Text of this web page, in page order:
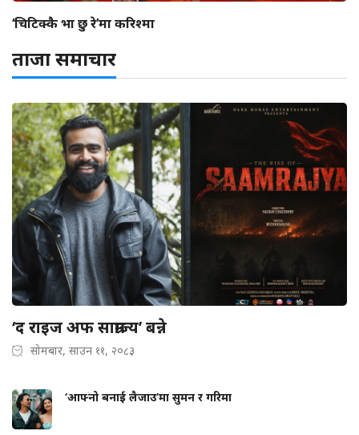
‘चिटिक्कै भा छु रे’मा करिश्मा
ताजा समाचार
‘द राइज अफ साम्राज्य’ बन्ने
सोमबार, साउन ११, २०८३
‘आफ्नो बनाई लैजाउ’मा सुमन र गरिमा